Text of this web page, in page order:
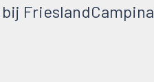
FrieslandCampina